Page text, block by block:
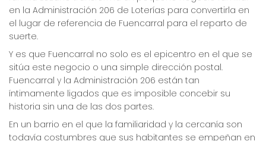
en la Administración 206 de Loterías para convertirla en
el lugar de referencia de Fuencarral para el reparto de
suerte.
Y es que Fuencarral no solo es el epicentro en el que se
sitúa este negocio o una simple dirección postal.
Fuencarral y la Administración 206 están tan
íntimamente ligados que es imposible concebir su
historia sin una de las dos partes.
En un barrio en el que la familiaridad y la cercanía son
todavía costumbres que sus habitantes se empeñan en